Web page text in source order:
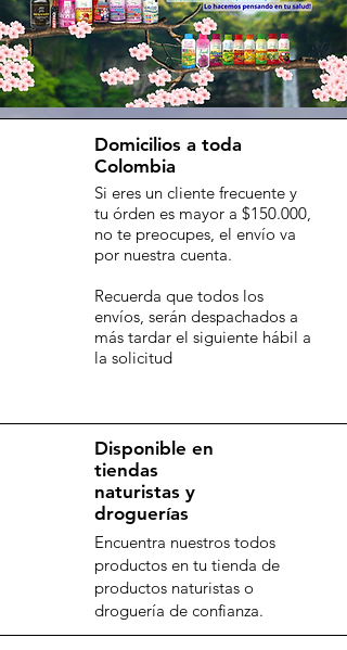
Domicilios a toda
Colombia
Si eres un cliente frecuente y
tu órden es mayor a $150.000,
no te preocupes, el envío va
por nuestra cuenta.
Recuerda que todos los
envíos, serán despachados a
más tardar el siguiente hábil a
la solicitud
Disponible en
tiendas
naturistas y
droguerías
Encuentra nuestros todos
productos en tu tienda de
productos naturistas o
droguería de confianza.